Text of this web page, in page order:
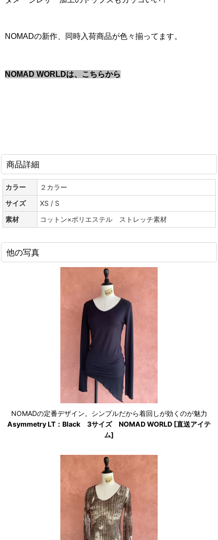
NOMADの新作、同時入荷商品が色々揃ってます。
NOMAD WORLDは、こちらから
商品詳細
カラー
２カラー
サイズ
XS / S
素材
コットン×ポリエステル ストレッチ素材
他の写真
NOMADの定番デザイン。シンプルだから着回しが効くのが魅力
Asymmetry LT：Black 3サイズ NOMAD WORLD [直送アイテ
ム]